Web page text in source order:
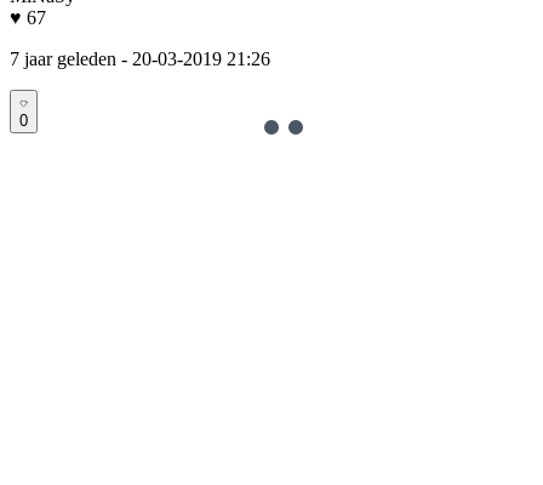
♥ 67
7 jaar geleden - 20-03-2019 21:26
0